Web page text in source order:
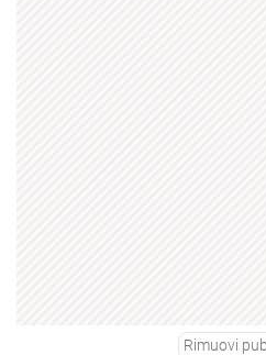
Rimuovi